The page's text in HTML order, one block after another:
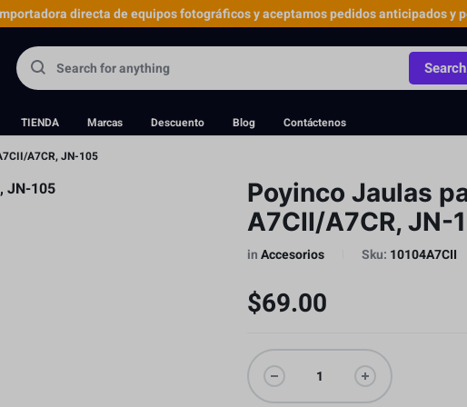
directa de equipos fotográficos y aceptamos pedidos anticipados y
Search
TIENDA Marcas Descuento Blog Contáctenos
A7CR, JN-105
Poyinco Jaulas
A7CII/A7CR, JN-
inAccesorios Sku: 10104A7CII
$69.00